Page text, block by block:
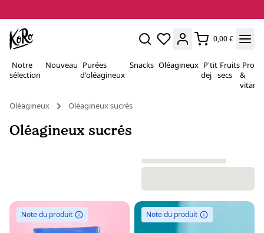
0,00 €
Notre
sélection
Nouveau Purées
d'oléagineux
Snacks Oléagineux P'tit
dej
Fruits
secs
&
Oléagineux
Oléagineux sucrés
Oléagineux sucrés
Note du produit Note du produit